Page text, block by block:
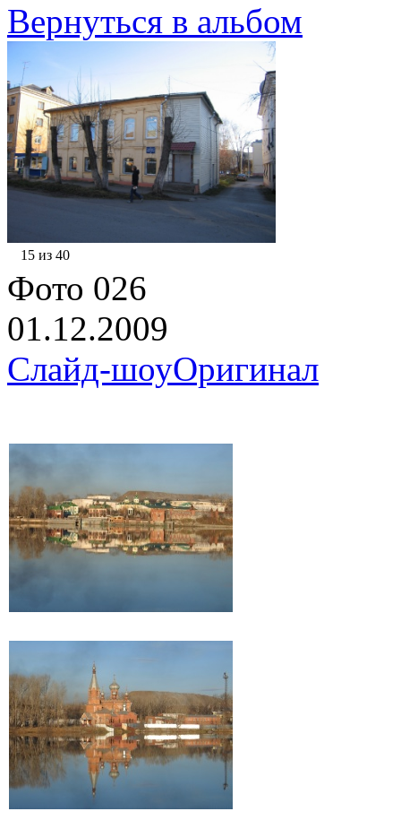
Вернуться в альбом
15 из 40
Фото 026
01.12.2009
Слайд-шоуОригинал